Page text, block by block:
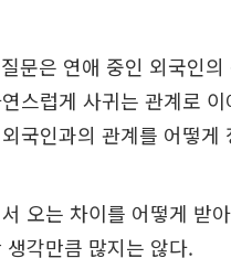
문은 연애 중인 외국인
스럽게 사귀는 관계로
국인과의 관계를 어떻게
오는 차이를 어떻게 받
각만큼 많지는 않다.